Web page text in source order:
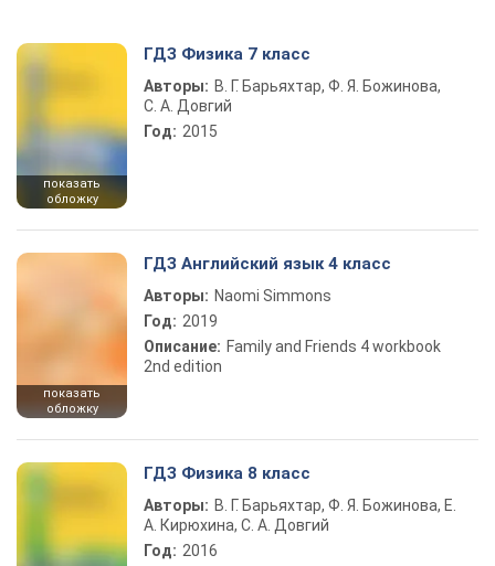
показать
обложку
ГДЗ Физика 7 класс
Авторы: В. Г. Барьяхтар, Ф. Я. Божинова,
С. А. Довгий
Год: 2015
показать
обложку
ГДЗ Английский язык 4 класс
Авторы: Naomi Simmons
Год: 2019
Описание: Family and Friends 4 workbook
2nd edition
ГДЗ Физика 8 класс
Авторы: В. Г. Барьяхтар, Ф. Я. Божинова, Е.
А. Кирюхина, С. А. Довгий
Год: 2016